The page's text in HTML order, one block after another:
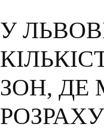
У
ЗОН,